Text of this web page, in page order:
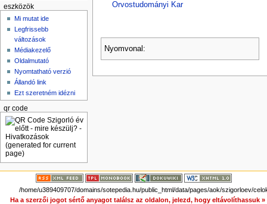
Orvostudományi Kar
Nyomvonal:
eszközök
Mi mutat ide
Legfrissebb
változások
Médiakezelő
Oldalmutató
Nyomtatható verzió
Állandó link
Ezt szeretném idézni
qr code
/home/u389409707/domains/sotepedia.hu/public_html/data/pages/aok/szigorloev/
Ha a szerzői jogot sértő anyagot találsz az oldalon, jelezd, hogy eltávolíthassuk »